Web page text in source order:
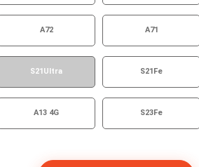
A71
A72
S21Fe
S21Ultra
S23Fe
A13 4G